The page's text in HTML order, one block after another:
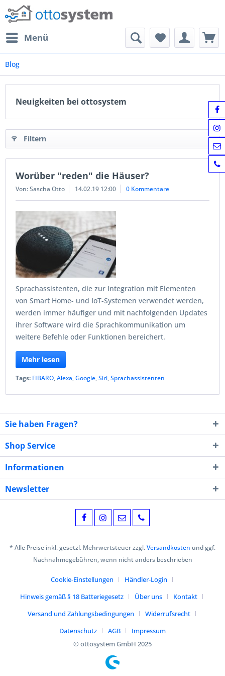
Menü
Blog
Neuigkeiten bei ottosystem
Filtern
Worüber "reden" die Häuser?
Von: Sascha Otto 14.02.19 12:00 0 Kommentare
Sprachassistenten, die zur Integration mit Elementen
von Smart Home- und IoT-Systemen verwendet werden,
werden immer häufiger und mit nachfolgenden Updates
ihrer Software wird die Sprachkommunikation um
weitere Befehle oder Funktionen bereichert.
Mehr lesen
Tags: FIBARO,Alexa,Google,Siri,Sprachassistenten
Sie haben Fragen?
Shop Service
Informationen
Newsletter
* Alle Preise inkl. gesetzl. Mehrwertsteuer zzgl.Versandkosten und ggf.
Nachnahmegebühren, wenn nicht anders beschrieben
Cookie-Einstellungen
Händler-Login
Hinweis gemäß § 18 Batteriegesetz
Über uns
Kontakt
Versand und Zahlungsbedingungen
Widerrufsrecht
Datenschutz
AGB
Impressum
© ottosystem GmbH 2025